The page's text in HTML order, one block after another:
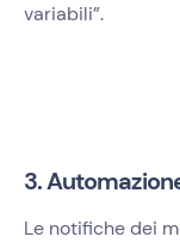
variabili”.
3.
Le notifiche dei